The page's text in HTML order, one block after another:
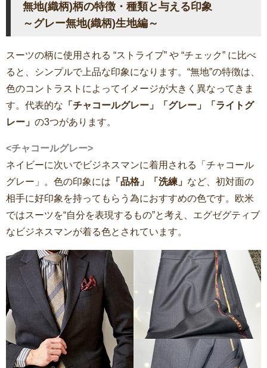
無地(織柄)柄の特徴・種類と与える印象
～グレー無地(織柄)生地編～
スーツの柄に使用される “ストライプ” や “チェック” に比べ
ると、シンプルで上品な印象になります。“無地”の特徴は、
色のコントラストによってイメージが大きく異なってきま
す。代表的な 「チャコールグレー」「グレー」「ライトグ
レー」 の3つがあります。
<チャコールグレー>
ネイビーに次いでビジネスマンに着用される「チャコール
グレー」。色の印象には 「品格」「洗練」 など、初対面の
相手に好印象を持ってもらう為におすすめの色です。欧米
ではスーツを“自分を表現するもの”と考え、エグゼグティブ
なビジネスマンが着る色とされています。